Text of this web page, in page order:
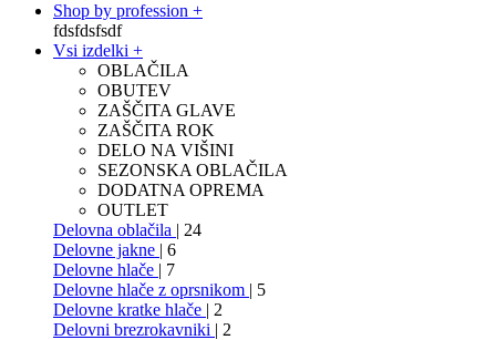
Shop by profession +
fdsfdsfsdf
Vsi izdelki +
OBLAČILA
OBUTEV
ZAŠČITA GLAVE
ZAŠČITA ROK
DELO NA VIŠINI
SEZONSKA OBLAČILA
DODATNA OPREMA
OUTLET
Delovna oblačila | 24
Delovne jakne | 6
Delovne hlače | 7
Delovne hlače z oprsnikom | 5
Delovne kratke hlače | 2
Delovni brezrokavniki | 2